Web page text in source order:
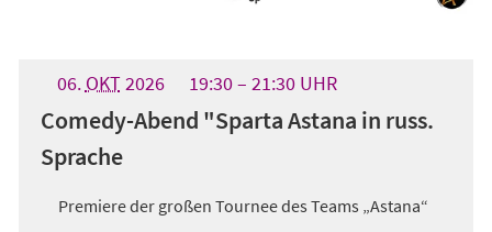
06. OKT2026 19:30 21:30UHR
Comedy-Abend "Sparta Astana in russ.
Sprache
Premiere der großen Tournee des Teams „Astana“